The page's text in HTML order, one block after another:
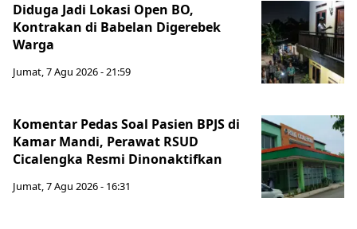
Diduga Jadi Lokasi Open BO,
Kontrakan di Babelan Digerebek
Warga
Jumat, 7 Agu 2026 - 21:59
Komentar Pedas Soal Pasien BPJS di
Kamar Mandi, Perawat RSUD
Cicalengka Resmi Dinonaktifkan
Jumat, 7 Agu 2026 - 16:31